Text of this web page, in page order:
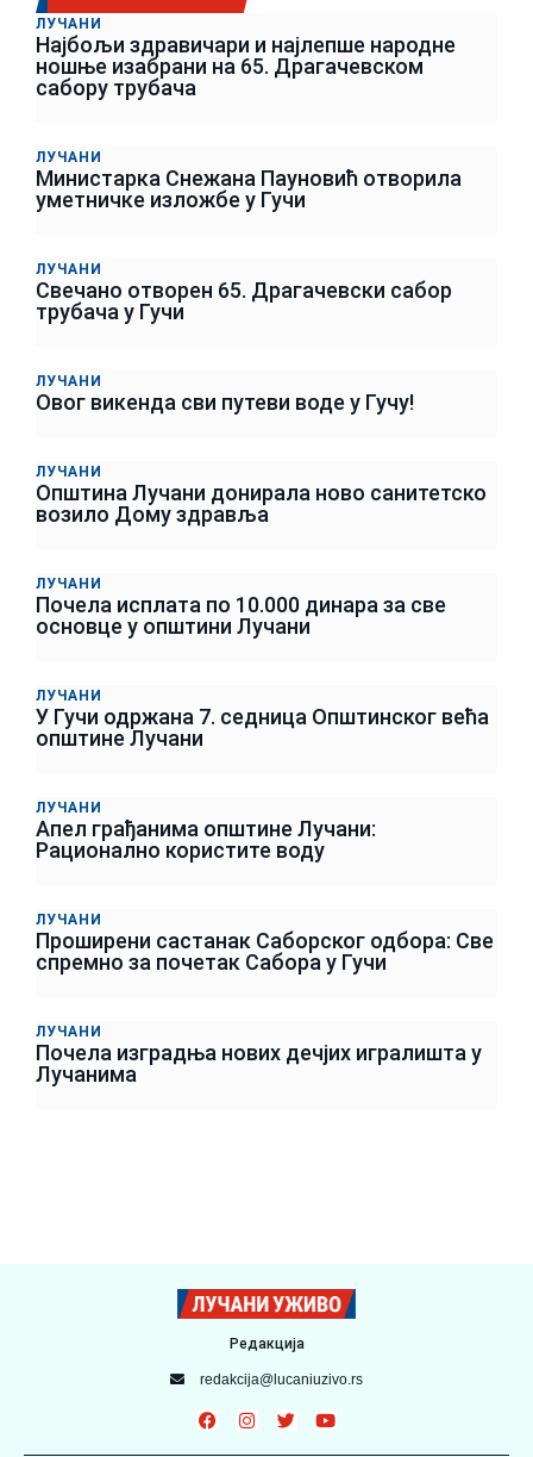
ЛУЧАНИ
Најбољи здравичари и најлепше народне
ношње изабрани на 65. Драгачевском
сабору трубача
ЛУЧАНИ
Министарка Снежана Пауновић отворила
уметничке изложбе у Гучи
ЛУЧАНИ
Свечано отворен 65. Драгачевски сабор
трубача у Гучи
ЛУЧАНИ
Овог викенда сви путеви воде у Гучу!
ЛУЧАНИ
Општина Лучани донирала ново санитетско
возило Дому здравља
ЛУЧАНИ
Почела исплата по 10.000 динара за све
основце у општини Лучани
ЛУЧАНИ
У Гучи одржана 7. седница Општинског већа
општине Лучани
ЛУЧАНИ
Апел грађанима општине Лучани:
Рационално користите воду
ЛУЧАНИ
Проширени састанак Саборског одбора: Све
спремно за почетак Сабора у Гучи
ЛУЧАНИ
Почела изградња нових дечјих игралишта у
Лучанима
Редакција
redakcija@lucaniuzivo.rs